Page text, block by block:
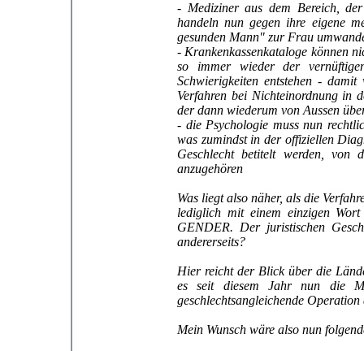
- Mediziner aus dem Bereich,
handeln nun gegen ihre eigene
gesunden Mann" zur Frau
- Krankenkassenkataloge können
so immer wieder der
Schwierigkeiten entstehen -
Verfahren bei Nichteinordnung in
der dann wiederum von Aussen
- die Psychologie muss nun
was zumindst in der offiziellen
Geschlecht betitelt werden,
anzugehören
Was liegt also näher, als die
lediglich mit einem einzigen
GENDER. Der juristischen
andererseits?
Hier reicht der Blick über die
es seit diesem Jahr nun die
geschlechtsangleichende Operation
Mein Wunsch wäre also nun